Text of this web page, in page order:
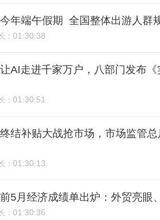
年端午假期 全国整体出游人群
： 01:30:38
AI走进千家万户，八部门发布
： 01:30:51
结补贴大战抢市场，市场监管
： 01:30:13
5月经济成绩单出炉：外贸亮眼
： 01:30:36